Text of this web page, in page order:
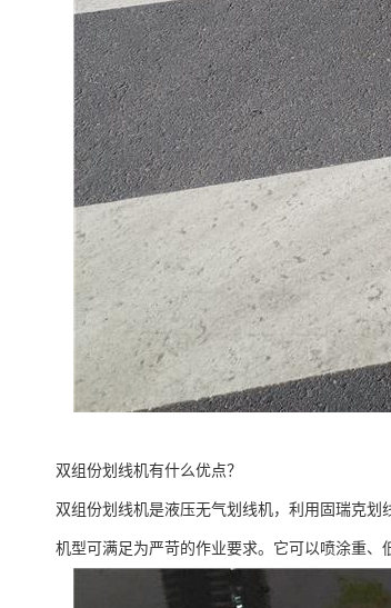
双组份划线机有什么优点？
双组份划线机是液压无气划线机，利用固瑞克
机型可满足为严苛的作业要求。它可以喷涂重、